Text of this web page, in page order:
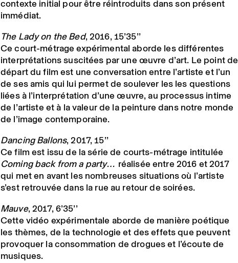
contexte initial pour être réintroduits dans son présent
immédiat.
The Lady on the Bed, 2016, 15’35’’
Ce court-métrage expérimental aborde les différentes
interprétations suscitées par une œuvre d’art. Le point de
départ du film est une conversation entre l’artiste et l’un
de ses amis qui lui permet de soulever les les questions
liées à l’interprétation d’une œuvre, au processus intime
de l’artiste et à la valeur de la peinture dans notre monde
de l’image contemporaine.
Dancing Ballons, 2017, 15’’
Ce film est issu de la série de courts-métrage intitulée
Coming back from a party… réalisée entre 2016 et 2017
qui met en avant les nombreuses situations où l’artiste
s’est retrouvée dans la rue au retour de soirées.
Mauve, 2017, 6’35’’
Cette vidéo expérimentale aborde de manière poétique
les thèmes, de la technologie et des effets que peuvent
provoquer la consommation de drogues et l’écoute de
musiques.